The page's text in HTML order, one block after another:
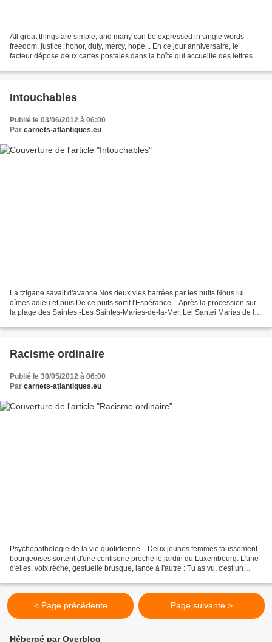
All great things are simple, and many can be expressed in single words :
freedom, justice, honor, duty, mercy, hope... En ce jour anniversaire, le
facteur dépose deux cartes postales dans la boîte qui accueille des lettres la
Intouchables
Publié le 03/06/2012 à 06:00
Par carnets-atlantiques.eu
La tzigane savait d'avance Nos deux vies barrées par les nuits Nous lui
dîmes adieu et puis De ce puits sortit l'Espérance... Après la procession sur
la plage des Saintes -Les Saintes-Maries-de-la-Mer, Lei Santei Marias de la
Racisme ordinaire
Publié le 30/05/2012 à 06:00
Par carnets-atlantiques.eu
Psychopathologie de la vie quotidienne... Deux jeunes femmes faussement
bourgeoises sortent d'une confiserie proche le jardin du Luxembourg. L'une
d'elles, voix rêche, gestuelle brusque, lance à l'autre : Tu as vu, c'est un
< Page précédente Page suivante >
Hébergé par Overblog